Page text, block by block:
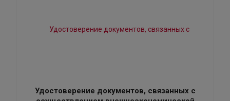
Удостоверение документов, связанных с